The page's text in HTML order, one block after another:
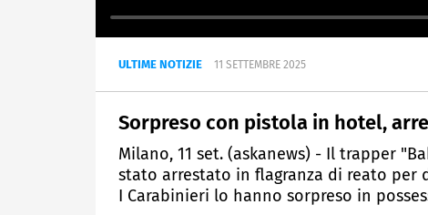
ULTIME NOTIZIE 11 SETTEMBRE 2025
Sorpreso con pistola in hotel,
Milano, 11 set. (askanews) - Il trapper
stato arrestato in flagranza di reato per
I Carabinieri lo hanno sorpreso in